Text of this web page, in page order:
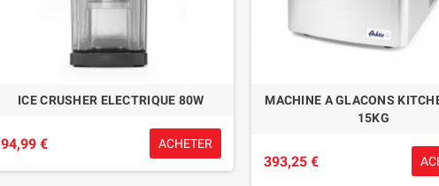
ICE CRUSHER ELECTRIQUE 80W
94,99 € ACHETER
MACHINE A GLACONS
15KG
393,25 €